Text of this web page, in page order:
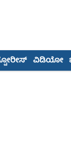
ವಿಡಿಯೋ